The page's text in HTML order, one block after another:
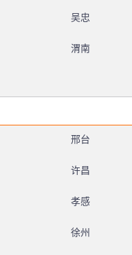
吴忠
渭南
邢台
许昌
孝感
徐州